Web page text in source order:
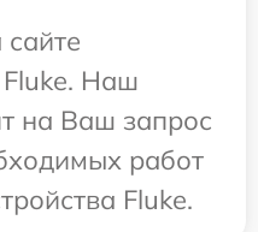
сайте
Fluke. Наш
на Ваш запрос
работ
Fluke.